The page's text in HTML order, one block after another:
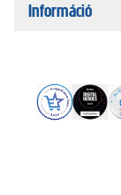
Információ